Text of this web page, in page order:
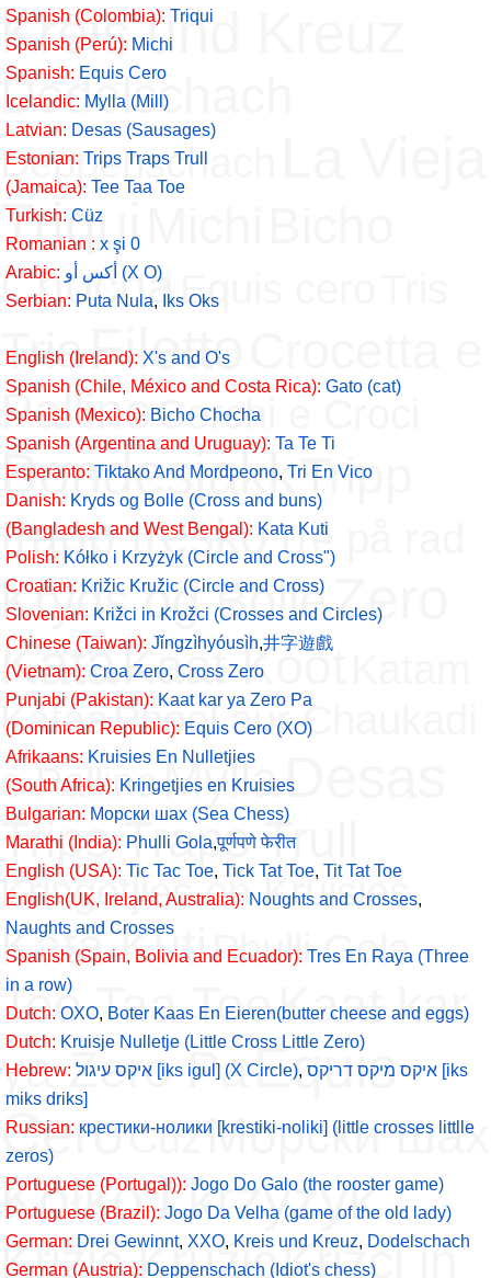
Spanish (Colombia): Triqui
Spanish (Perú): Michi
Spanish: Equis Cero
Icelandic: Mylla (Mill)
Latvian: Desas (Sausages)
Estonian: Trips Traps Trull
(Jamaica): Tee Taa Toe
Turkish: Cüz
Romanian : x şi 0
Arabic:
أكس أو (X O)
Serbian: Puta Nula, Iks Oks
English (Ireland): X's and O's
Spanish (Chile, México and Costa Rica): Gato (cat)
Spanish (Mexico): Bicho Chocha
Spanish (Argentina and Uruguay): Ta Te Ti
Esperanto: Tiktako And Mordpeono, Tri En Vico
Danish: Kryds og Bolle (Cross and buns)
(Bangladesh and West Bengal): Kata Kuti
Polish: Kółko i Krzyżyk (Circle and Cross")
Croatian: Križic Kružic (Circle and Cross)
Slovenian: Križci in Krožci (Crosses and Circles)
Chinese (Taiwan): Jǐngzìhyóusìh,井字遊戲
(Vietnam): Croa Zero, Cross Zero
Punjabi (Pakistan): Kaat kar ya Zero Pa
(Dominican Republic): Equis Cero (XO)
Afrikaans: Kruisies En Nulletjies
(South Africa): Kringetjies en Kruisies
Bulgarian: Морски шах (Sea Chess)
Marathi (India): Phulli Gola,पूर्णपणे फेरीत
English (USA): Tic Tac Toe, Tick Tat Toe, Tit Tat Toe
English(UK, Ireland, Australia): Noughts and Crosses,
Naughts and Crosses
Spanish (Spain, Bolivia and Ecuador): Tres En Raya (Three
in a row)
Dutch: OXO, Boter Kaas En Eieren(butter cheese and eggs)
Dutch: Kruisje Nulletje (Little Cross Little Zero)
Hebrew:
איקס עיגול [iks igul] (X Circle), איקס מיקס דריקס [iks
miks driks]
Russian: крестики-нолики [krestiki-noliki] (little crosses littlle
zeros)
Portuguese (Portugal)): Jogo Do Galo (the rooster game)
Portuguese (Brazil): Jogo Da Velha (game of the old lady)
German: Drei Gewinnt, XXO, Kreis und Kreuz, Dodelschach
German (Austria): Deppenschach (Idiot's chess)
Kreis und Kreuz
Dodelschach
Deppenschach
Triqui
ChochaEquis cero
TriaFiletto
PallinoCerchi e Croci
BondesjakkTripp
trapp treskoTre på rad
Kryds og BolleZero
KataKaat Koot
KataaPhool aur Chaukadi
e PallinoMyllaDesas
Trips Traps Trull
Kringetjies en Kruisies
Kata KutiPhulli Gola
Tee Taa ToeKaat kar
ya Zero PaEquis
CeroCüzМорски шах
Kółko i krzyżyk
Križic KružicKrižci in